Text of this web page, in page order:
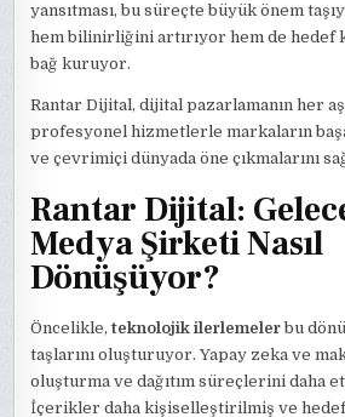
yansıtması, bu süreçte büyük önem
hem bilinirliğini artırıyor hem de hedef
bağ kuruyor.
Rantar Dijital, dijital pazarlamanın her
profesyonel hizmetlerle markaların
ve çevrimiçi dünyada öne çıkmalarını
Rantar Dijital:
Medya Şirketi Nasıl
Dönüşüyor?
Öncelikle,teknolojik ilerlemelerbu
taşlarını oluşturuyor. Yapay zeka ve
oluşturma ve dağıtım süreçlerini daha
İçerikler daha kişiselleştirilmiş ve